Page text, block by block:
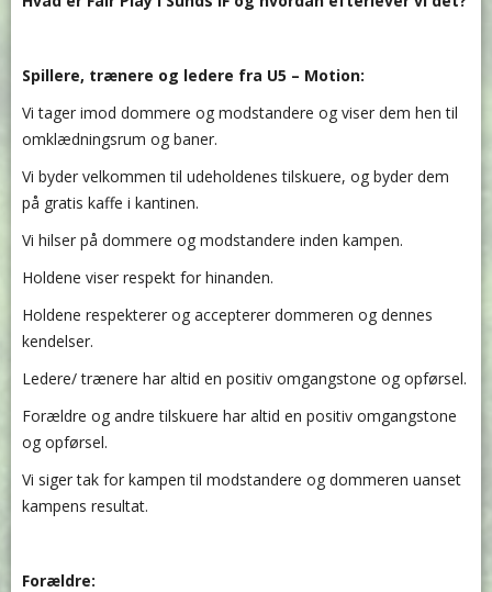
Spillere, trænere og ledere fra U5 – Motion:
Vi tager imod dommere og modstandere og viser dem hen til
omklædningsrum og baner.
Vi byder velkommen til udeholdenes tilskuere, og byder dem
på gratis kaffe i kantinen.
Vi hilser på dommere og modstandere inden kampen.
Holdene viser respekt for hinanden.
Holdene respekterer og accepterer dommeren og dennes
kendelser.
Ledere/ trænere har altid en positiv omgangstone og opførsel.
Forældre og andre tilskuere har altid en positiv omgangstone
og opførsel.
Vi siger tak for kampen til modstandere og dommeren uanset
kampens resultat.
Forældre: